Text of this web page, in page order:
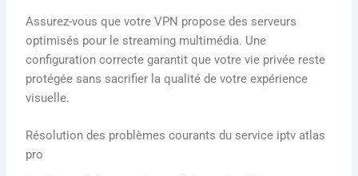
Assurez-vous que votre VPN propose des serveurs
optimisés pour le streaming multimédia. Une
configuration correcte garantit que votre vie privée reste
protégée sans sacrifier la qualité de votre expérience
visuelle.
Résolution des problèmes courants du service iptv atlas
pro